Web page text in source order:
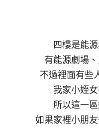
四樓是能
有能源劇場
不過裡面有些
我家小姪
所以這一
如果家裡小朋